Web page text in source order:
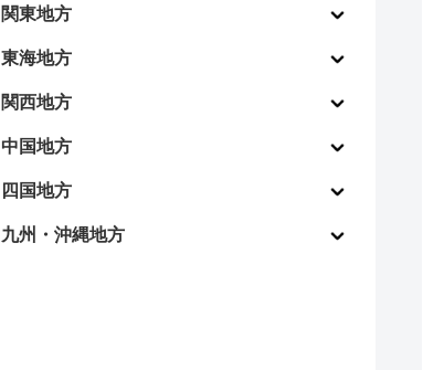
関東地方
東海地方
関西地方
中国地方
四国地方
九州・沖縄地方